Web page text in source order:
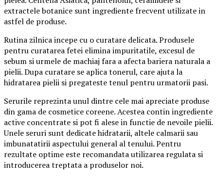
extractele botanice sunt ingrediente frecvent utilizate in
astfel de produse.
Rutina zilnica incepe cu o curatare delicata. Produsele
pentru curatarea fetei elimina impuritatile, excesul de
sebum si urmele de machiaj fara a afecta bariera naturala a
pielii. Dupa curatare se aplica tonerul, care ajuta la
hidratarea pielii si pregateste tenul pentru urmatorii pasi.
Serurile reprezinta unul dintre cele mai apreciate produse
din gama de cosmetice coreene. Acestea contin ingrediente
active concentrate si pot fi alese in functie de nevoile pielii.
Unele seruri sunt dedicate hidratarii, altele calmarii sau
imbunatatirii aspectului general al tenului. Pentru
rezultate optime este recomandata utilizarea regulata si
introducerea treptata a produselor noi.